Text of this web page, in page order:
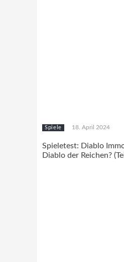
Spiele 18. April 2024
Spieletest: Diablo
Diablo der Reichen?